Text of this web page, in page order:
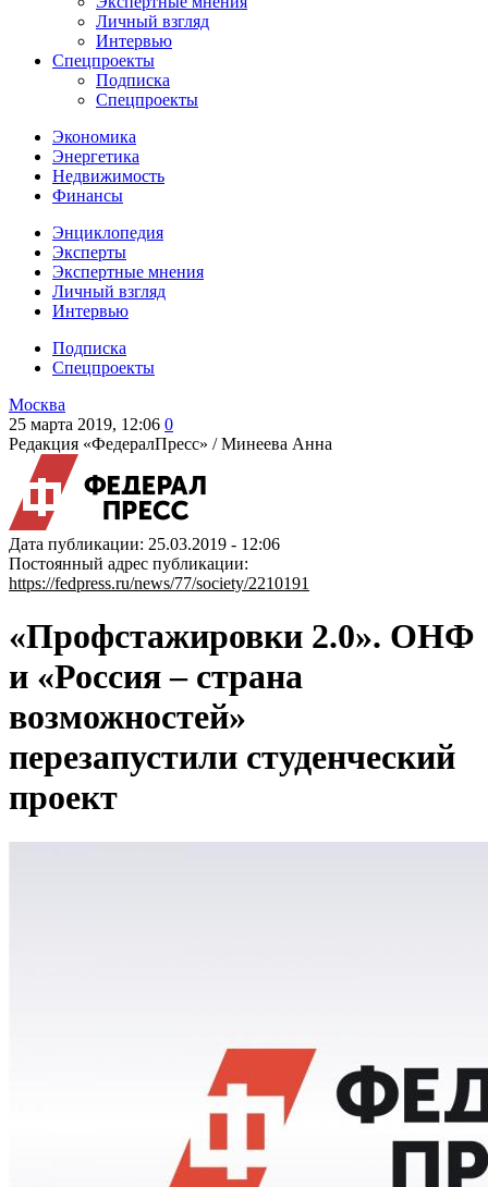
Личный взгляд
Интервью
Спецпроекты
Подписка
Спецпроекты
Экономика
Энергетика
Недвижимость
Финансы
Энциклопедия
Эксперты
Экспертные мнения
Личный взгляд
Интервью
Подписка
Спецпроекты
Москва
25 марта 2019, 12:06 0
Редакция «ФедералПресс» /Минеева Анна
Дата публикации: 25.03.2019 - 12:06
Постоянный адрес публикации:
https://fedpress.ru/news/77/society/2210191
«Профстажировки 2.0». ОНФ
и «Россия – страна
возможностей»
перезапустили студенческий
проект